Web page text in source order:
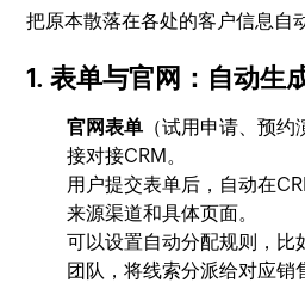
把原本散落在各处的客户信息自
1. 表单与官网：自动生
官网表单 （试用申请、预
接对接CRM。
用户提交表单后，自动在
来源渠道和具体页面。
可以设置自动分配规则，比
团队，将线索分派给对应销